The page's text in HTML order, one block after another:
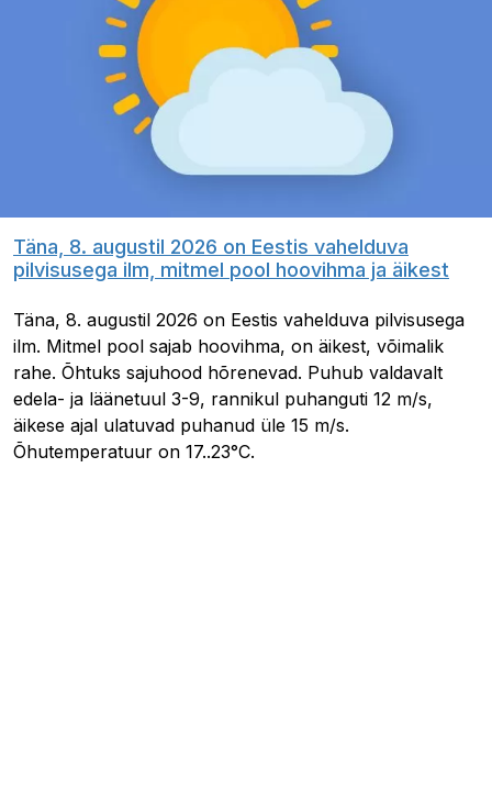
Täna, 8. augustil 2026 on Eestis vahelduva
pilvisusega ilm, mitmel pool hoovihma ja äikest
Täna, 8. augustil 2026 on Eestis vahelduva pilvisusega
ilm. Mitmel pool sajab hoovihma, on äikest, võimalik
rahe. Õhtuks sajuhood hõrenevad. Puhub valdavalt
edela- ja läänetuul 3-9, rannikul puhanguti 12 m/s,
äikese ajal ulatuvad puhanud üle 15 m/s.
Õhutemperatuur on 17..23°C.